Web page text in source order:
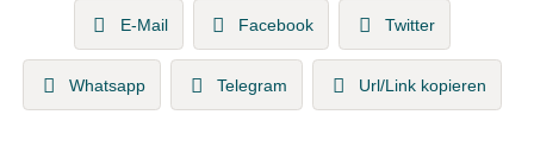
E-Mail Facebook Twitter
Whatsapp Telegram Url/Link kopieren